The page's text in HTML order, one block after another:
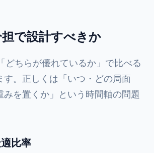
で設計すべきか
どちらが優れているか」で比べる
す。正しくは「いつ・どの局面
みを置くか」という時間軸の問題
比率